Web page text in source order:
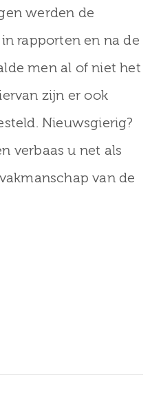
werden de
rapporten en na de
men al of niet het
zijn er ook
Nieuwsgierig?
verbaas u net als
van de